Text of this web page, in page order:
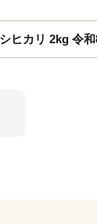
ヒカリ 2kg 令和